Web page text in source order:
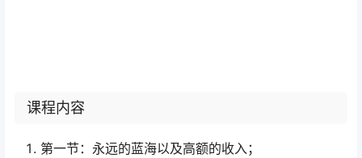
课程内容
第一节：永远的蓝海以及高额的收入；